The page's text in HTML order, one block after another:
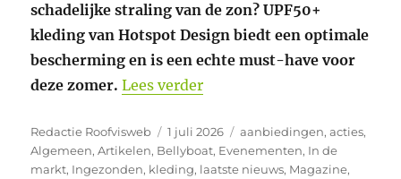
schadelijke straling van de zon? UPF50+
kleding van Hotspot Design biedt een optimale
bescherming en is een echte must-have voor
deze zomer. Lees verder“Bescherm je huid tegen
Auteur
Redactie Roofvisweb
Geplaatst
op
1 juli 2026 Categorieën
aanbiedingen,acties,
Algemeen,Artikelen, Bellyboat, Evenementen, In de
markt, Ingezonden, kleding, laatste nieuws, Magazine,